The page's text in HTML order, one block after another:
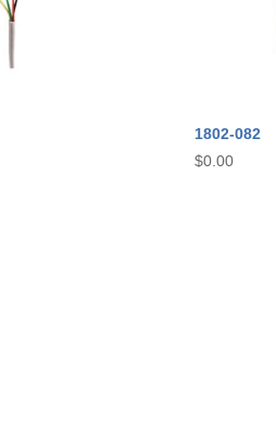
1802-082
$0.00